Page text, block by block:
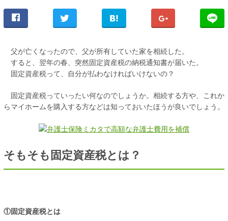
父が亡くなったので、父が所有していた家を相続した。
すると、翌年の春、突然固定資産税の納税通知書が届いた。
固定資産税って、自分が払わなければいけないの？
固定資産税っていったい何なのでしょうか。相続する方や、これか
らマイホームを購入する方などは知っておいたほうが良いでしょう。
そもそも固定資産税とは？
①固定資産税とは